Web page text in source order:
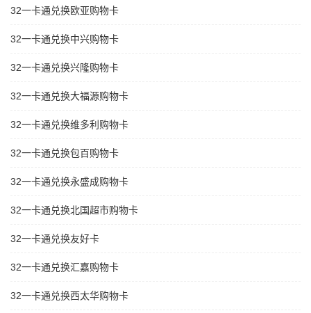
32一卡通兑换欧亚购物卡
32一卡通兑换中兴购物卡
32一卡通兑换兴隆购物卡
32一卡通兑换大福源购物卡
32一卡通兑换维多利购物卡
32一卡通兑换包百购物卡
32一卡通兑换永盛成购物卡
32一卡通兑换北国超市购物卡
32一卡通兑换友好卡
32一卡通兑换汇嘉购物卡
32一卡通兑换西太华购物卡